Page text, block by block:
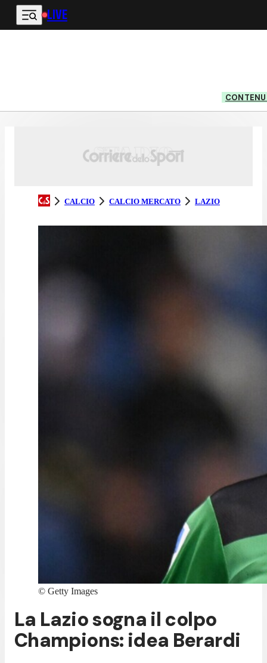
Vai al contenuto principale
LIVE
CALCIO CALCIO MERCATO LAZIO
© Getty Images
La Lazio sogna il colpo
Champions: idea Berardi